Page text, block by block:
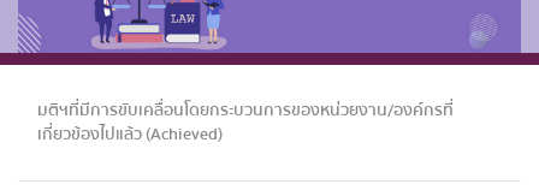
มติฯที่มีการขับเคลื่อนโดยกระบวนการของหน่วยงาน/องค์กรที่
เกี่ยวข้องไปแล้ว (Achieved)